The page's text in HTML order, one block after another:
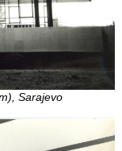
Sarajevo